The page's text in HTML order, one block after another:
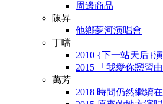
周邊商品
陳昇
他鄉夢河演唱會
丁噹
2010 {下一站天后}
2015 「我愛你戀習曲
萬芳
2018 時間仍然繼續